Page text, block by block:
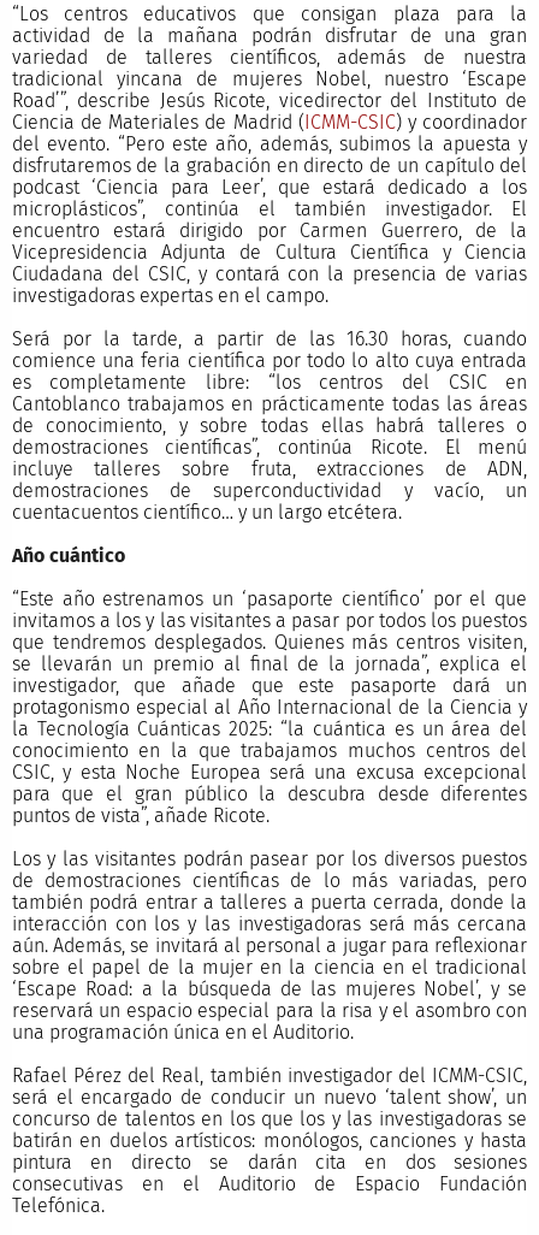
“Los centros educativos que consigan plaza para la
actividad de la mañana podrán disfrutar de una gran
variedad de talleres científicos, además de nuestra
tradicional yincana de mujeres Nobel, nuestro ‘Escape
Road’”, describe Jesús Ricote, vicedirector del Instituto de
Ciencia de Materiales de Madrid (ICMM-CSIC) y coordinador
del evento. “Pero este año, además, subimos la apuesta y
disfrutaremos de la grabación en directo de un capítulo del
podcast ‘Ciencia para Leer’, que estará dedicado a los
microplásticos”, continúa el también investigador. El
encuentro estará dirigido por Carmen Guerrero, de la
Vicepresidencia Adjunta de Cultura Científica y Ciencia
Ciudadana del CSIC, y contará con la presencia de varias
investigadoras expertas en el campo.
Será por la tarde, a partir de las 16.30 horas, cuando
comience una feria científica por todo lo alto cuya entrada
es completamente libre: “los centros del CSIC en
Cantoblanco trabajamos en prácticamente todas las áreas
de conocimiento, y sobre todas ellas habrá talleres o
demostraciones científicas”, continúa Ricote. El menú
incluye talleres sobre fruta, extracciones de ADN,
demostraciones de superconductividad y vacío, un
cuentacuentos científico… y un largo etcétera.
Año cuántico
“Este año estrenamos un ‘pasaporte científico’ por el que
invitamos a los y las visitantes a pasar por todos los puestos
que tendremos desplegados. Quienes más centros visiten,
se llevarán un premio al final de la jornada”, explica el
investigador, que añade que este pasaporte dará un
protagonismo especial al Año Internacional de la Ciencia y
la Tecnología Cuánticas 2025: “la cuántica es un área del
conocimiento en la que trabajamos muchos centros del
CSIC, y esta Noche Europea será una excusa excepcional
para que el gran público la descubra desde diferentes
puntos de vista”, añade Ricote.
Los y las visitantes podrán pasear por los diversos puestos
de demostraciones científicas de lo más variadas, pero
también podrá entrar a talleres a puerta cerrada, donde la
interacción con los y las investigadoras será más cercana
aún. Además, se invitará al personal a jugar para reflexionar
sobre el papel de la mujer en la ciencia en el tradicional
‘Escape Road: a la búsqueda de las mujeres Nobel’, y se
reservará un espacio especial para la risa y el asombro con
una programación única en el Auditorio.
Rafael Pérez del Real, también investigador del ICMM-CSIC,
será el encargado de conducir un nuevo ‘talent show’, un
concurso de talentos en los que los y las investigadoras se
batirán en duelos artísticos: monólogos, canciones y hasta
pintura en directo se darán cita en dos sesiones
consecutivas en el Auditorio de Espacio Fundación
Telefónica.